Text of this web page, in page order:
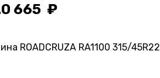
665
ROADCRUZA RA1100 315/45R22